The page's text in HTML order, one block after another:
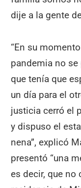
dije a la gente
“En su
pandemia no se
que tenía que
un día para el
justicia cerró el
y dispuso el
nena”, explicó
presentó “una
es decir, que no